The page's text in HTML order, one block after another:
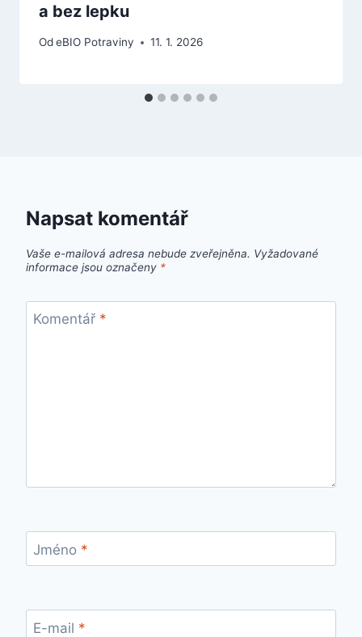
a bez lepku
OdeBIO Potraviny 11. 1. 2026
Napsat komentář
Vaše e-mailová adresa nebude zveřejněna. Vyžadované
informace jsou označeny *
Komentář *
Jméno *
E-mail *